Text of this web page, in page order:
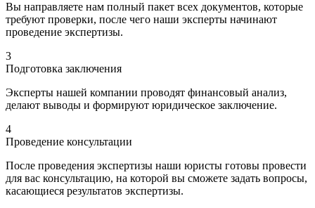
Вы направляете нам полный пакет всех документов, которые
требуют проверки, после чего наши эксперты начинают
проведение экспертизы.
3
Подготовка заключения
Эксперты нашей компании проводят финансовый анализ,
делают выводы и формируют юридическое заключение.
4
Проведение консультации
После проведения экспертизы наши юристы готовы провести
для вас консультацию, на которой вы сможете задать вопросы,
касающиеся результатов экспертизы.